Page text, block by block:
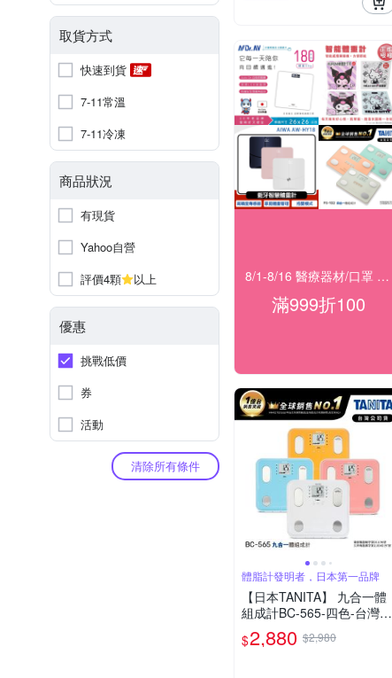
取貨方式
快速到貨
7-11常溫
7-11冷凍
商品狀況
有現貨
Yahoo自營
評價4顆
以上
優惠
挑戰低價
券
活動
清除所有條件
8/1-8/16 醫療器材/口罩 指定滿999折100
滿999折100
體脂計發明者，日本第一品牌
【日本TANITA】 九合一體
組成計BC-565-四色-台灣公
司貨
$2,880 $2,980